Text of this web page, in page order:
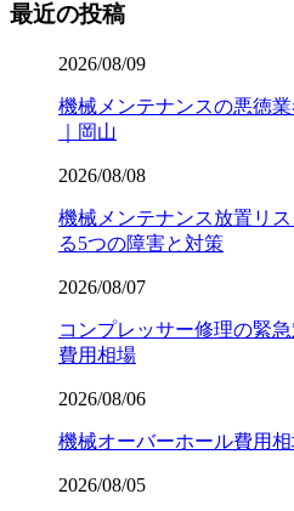
最近の投稿
2026/08/09
機械メンテナンスの悪徳
｜岡山
2026/08/08
機械メンテナンス放置リ
る5つの障害と対策
2026/08/07
コンプレッサー修理の緊
費用相場
2026/08/06
機械オーバーホール費用
2026/08/05